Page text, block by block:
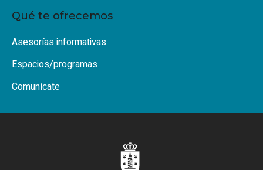
Qué te ofrecemos
Asesorías informativas
Espacios/programas
Comunícate